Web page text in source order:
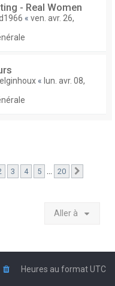
- Real Women
« ven. avr. 26,
« lun. avr. 08,
20
3 4 5 … 20
Aller à
Heures au formatUTC